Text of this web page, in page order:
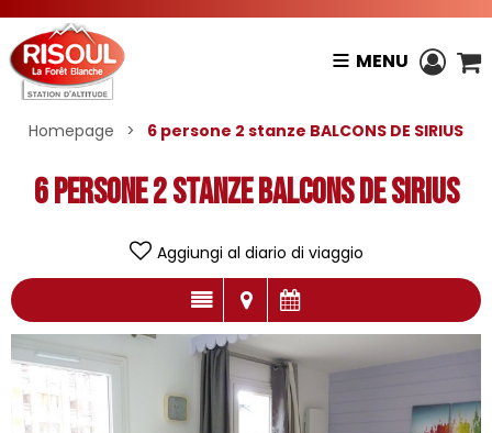
MENU
Homepage > 6 persone 2 stanze BALCONS DE SIRIUS
6 persone 2 stanze BALCONS DE SIRIUS
Aggiungi al diario di viaggio